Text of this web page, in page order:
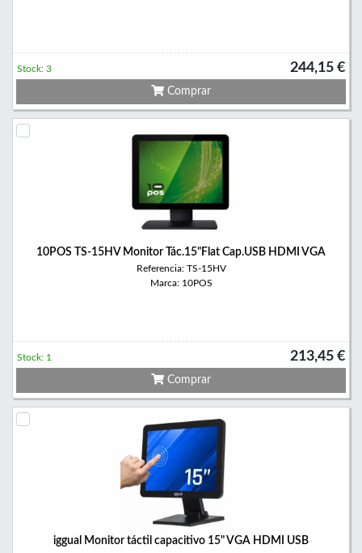
244,15 €
Stock: 3
Comprar
10POS TS-15HV Monitor Tác.15"Flat Cap.USB HDMI VGA
Referencia: TS-15HV
Marca: 10POS
213,45 €
Stock: 1
Comprar
iggual Monitor táctil capacitivo 15" VGA HDMI USB